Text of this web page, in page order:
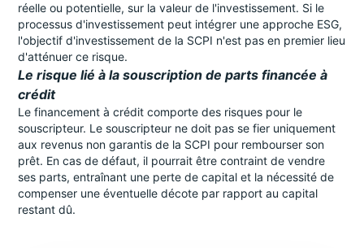
réelle ou potentielle, sur la valeur de l'investissement. Si le
processus d'investissement peut intégrer une approche ESG,
l'objectif d'investissement de la SCPI n'est pas en premier lieu
d'atténuer ce risque.
Le risque lié à la souscription de parts financée à
crédit
Le financement à crédit comporte des risques pour le
souscripteur. Le souscripteur ne doit pas se fier uniquement
aux revenus non garantis de la SCPI pour rembourser son
prêt. En cas de défaut, il pourrait être contraint de vendre
ses parts, entraînant une perte de capital et la nécessité de
compenser une éventuelle décote par rapport au capital
restant dû.